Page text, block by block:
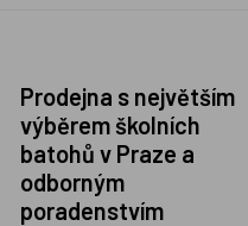
Prodejna s největším
výběrem školních
batohů v Praze a
odborným
poradenstvím